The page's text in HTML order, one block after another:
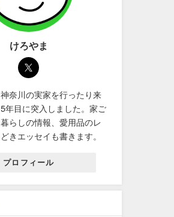
けろやま
奈川の実家を行ったり来
年目に突入しました。家ご
らしの情報、愛用品のレ
きエッセイも書きます。
プロフィール